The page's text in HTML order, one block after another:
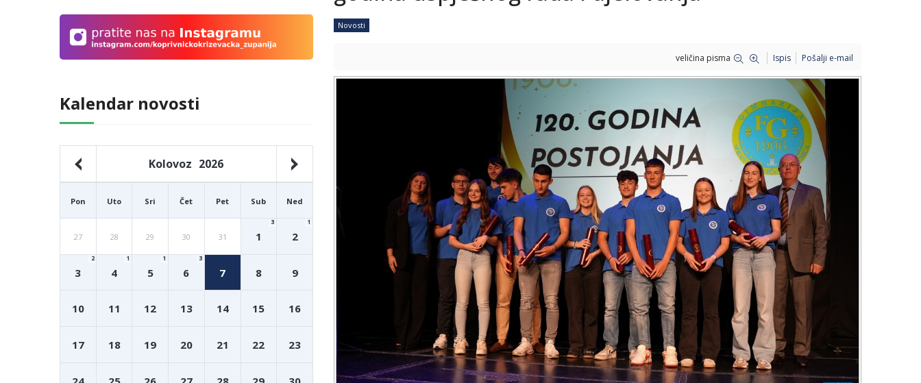
Kalendar novosti
Kolovoz 2026
Pon Uto Sri Čet Pet Sub Ned
27 28 29 30 31 1
3
2
1
3
2
4
1
5
1
6
3
7 8 9
10 11 12 13 14 15 16
17 18 19 20 21 22 23
Novosti
veličina pisma Ispis Pošalji e-mail